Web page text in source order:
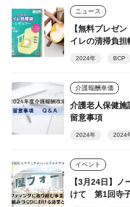
ニュース
【無料プレゼ
イレの清掃負担
2024年 BCP
介護報酬単価
介護老人保健
留意事項
2024年 2024
イベント
【3月24日】
けて 第1回寺